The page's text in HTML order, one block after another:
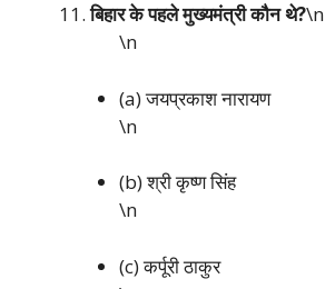
बिहार के पहले मुख्यमंत्री कौन थे?\n
\n
(a) जयप्रकाश नारायण
\n
(b) श्री कृष्ण सिंह
\n
(c) कर्पूरी ठाकुर